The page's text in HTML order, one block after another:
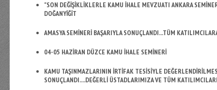
"SON DEĞİŞİKLİKLERLE KAMU İHALE MEVZUATI ANKARA
DOĞANYİĞİT
AMASYA SEMİNERİ BAŞARIYLA SONUÇLANDI...TÜM
04-05 HAZİRAN DÜZCE KAMU İHALE SEMİNERİ
KAMU TAŞINMAZLARININ İRTİFAK TESİSİYLE
SONUÇLANDI....DEĞERLİ ÜSTADLARIMIZA VE TÜM